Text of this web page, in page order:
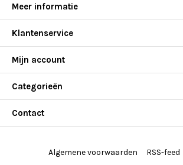
Meer informatie
Klantenservice
Mijn account
Categorieën
Contact
Algemene voorwaarden RSS-feed